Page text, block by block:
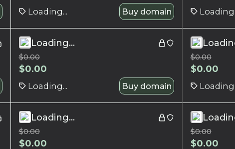
Loading... Buy domain
Loading...
$0.00
$0.00
Loading... Buy domain
$0.00
$0.00
Loading...
$0.00
$0.00
$0.00
$0.00